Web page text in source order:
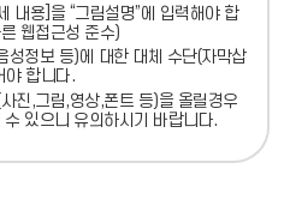
내용]을 “그림설명”에 입력해야 합
웹접근성 준수)
성정보 등)에 대한 대체 수단(자막삽
야 합니다.
진,그림,영상,폰트 등)을 올릴경우
있으니 유의하시기 바랍니다.